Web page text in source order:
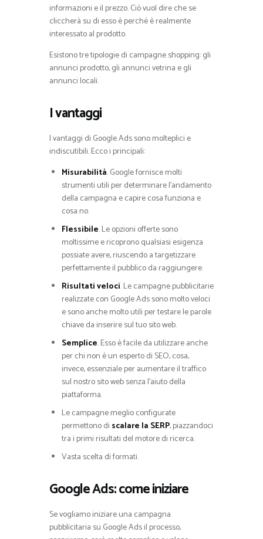
informazioni e il prezzo. Ciò vuol dire che se
cliccherà su di esso è perché è realmente
interessato al prodotto.
Esistono tre tipologie di campagne shopping: gli
annunci prodotto, gli annunci vetrina e gli
annunci locali.
I vantaggi
I vantaggi di Google Ads sono molteplici e
indiscutibili. Ecco i principali:
Misurabilità. Google fornisce molti
strumenti utili per determinare l’andamento
della campagna e capire cosa funziona e
cosa no.
Flessibile. Le opzioni offerte sono
moltissime e ricoprono qualsiasi esigenza
possiate avere, riuscendo a targetizzare
perfettamente il pubblico da raggiungere.
Risultati veloci. Le campagne pubblicitarie
realizzate con Google Ads sono molto veloci
e sono anche molto utili per testare le parole
chiave da inserire sul tuo sito web.
Semplice. Esso è facile da utilizzare anche
per chi non è un esperto di SEO, cosa,
invece, essenziale per aumentare il traffico
sul nostro sito web senza l’aiuto della
piattaforma.
Le campagne meglio configurate
permettono di scalare la SERP, piazzandoci
tra i primi risultati del motore di ricerca.
Vasta scelta di formati.
Google Ads: come iniziare
Se vogliamo iniziare una campagna
pubblicitaria su Google Ads il processo,